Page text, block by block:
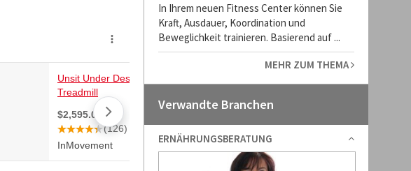
In Ihrem neuen Fitness Center können Sie
Kraft, Ausdauer, Koordination und
Beweglichkeit trainieren. Basierend auf ...
MEHR ZUM THEMA
Verwandte Branchen
ERNÄHRUNGSBERATUNG